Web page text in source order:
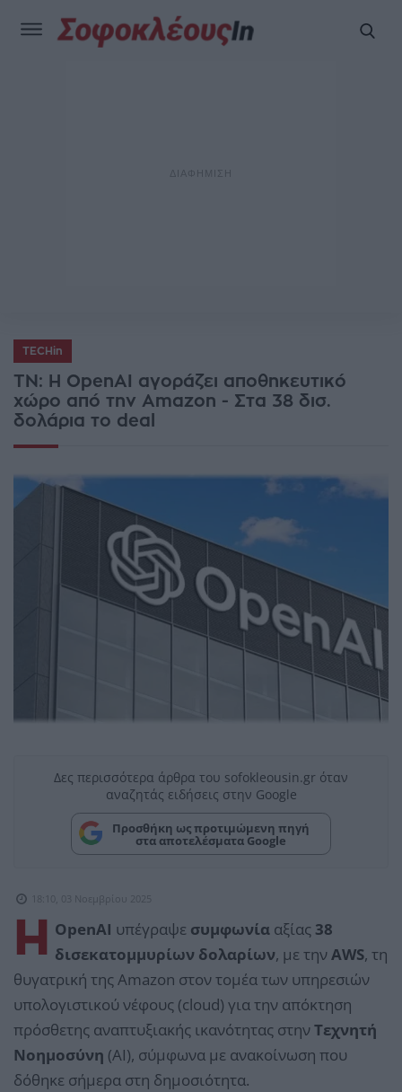
TECHin
ΤΝ: Η OpenAI αγοράζει αποθηκευτικό
χώρο από την Amazon - Στα 38 δισ.
δολάρια το deal
Δες περισσότερα άρθρα του sofokleousin.gr όταν
αναζητάς ειδήσεις στην Google
Προσθήκη ως προτιμώμενη πηγή
στα αποτελέσματα Google
18:10, 03 Νοεμβρίου 2025
Η OpenAI υπέγραψε συμφωνία αξίας 38
δισεκατομμυρίων δολαρίων, με τηνAWS, τη
θυγατρική της Amazon στον τομέα των υπηρεσιών
υπολογιστικού νέφους (cloud) για την απόκτηση
πρόσθετης αναπτυξιακής ικανότητας στηνΤεχνητή
Νοημοσύνη (AI), σύμφωνα με ανακοίνωση που
δόθηκε σήμερα στη δημοσιότητα.